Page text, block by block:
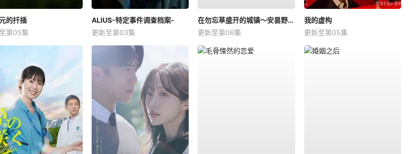
的扦插
第05集
ALIUS-特定事件调查档案-
更新至第03集
在勿忘草盛开的城镇～安昙野诊疗记～
更新至第06集
我的虚构
更新至第05集